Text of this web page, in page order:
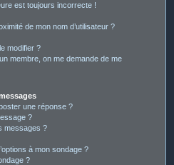
est toujours incorrecte !
de mon nom d’utilisateur ?
modifier ?
membre, on me demande de me
une réponse ?
?
messages ?
à mon sondage ?
?